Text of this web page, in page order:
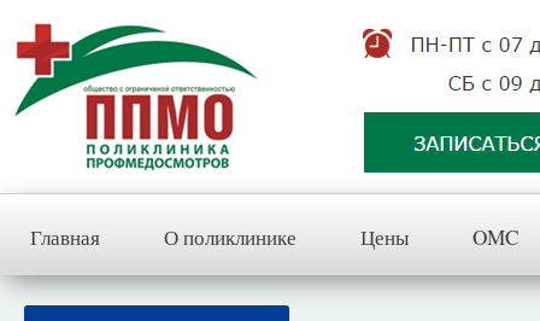
Главная О поликлинике Цены OMC